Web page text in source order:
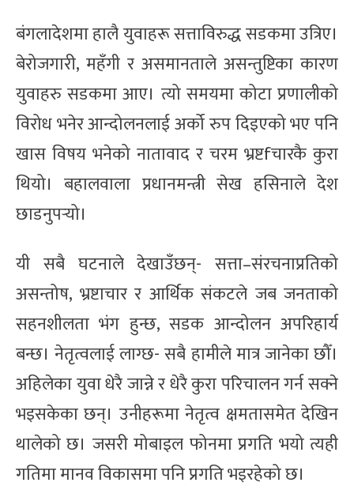
बंगलादेशमा हालै युवाहरू सत्ताविरुद्ध सडकमा उत्रिए।
बेरोजगारी, महँगी र असमानताले असन्तुष्टिका कारण
युवाहरु सडकमा आए। त्यो समयमा कोटा प्रणालीको
विरोध भनेर आन्दोलनलाई अर्को रुप दिइएको भए पनि
खास विषय भनेको नातावाद र चरम भ्रष्टfचारकै कुरा
थियो। बहालवाला प्रधानमन्त्री सेख हसिनाले देश
छाडनुपर्‍यो।
यी सबै घटनाले देखाउँछन्- सत्ता–संरचनाप्रतिको
असन्तोष, भ्रष्टाचार र आर्थिक संकटले जब जनताको
सहनशीलता भंग हुन्छ, सडक आन्दोलन अपरिहार्य
बन्छ। नेतृत्वलाई लाग्छ- सबै हामीले मात्र जानेका छौँ।
अहिलेका युवा धेरै जान्ने र धेरै कुरा परिचालन गर्न सक्ने
भइसकेका छन्। उनीहरूमा नेतृत्व क्षमतासमेत देखिन
थालेको छ। जसरी मोबाइल फोनमा प्रगति भयो त्यही
गतिमा मानव विकासमा पनि प्रगति भइरहेको छ।